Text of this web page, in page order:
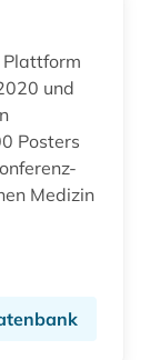
Plattform
und
Medizin